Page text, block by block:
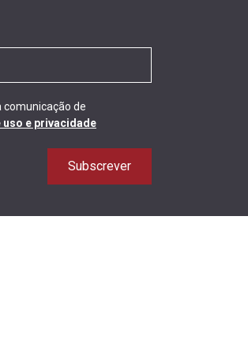
comunicação de
e privacidade
Subscrever